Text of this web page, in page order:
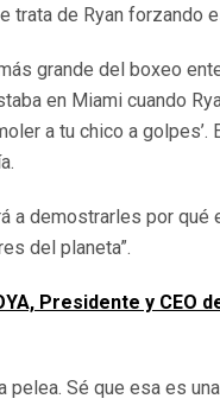
trata de Ryan forzando
grande del boxeo
en Miami cuando
a tu chico a golpes’.
a demostrarles por
del planeta”.
Presidente y CEO
pelea. Sé que esa es